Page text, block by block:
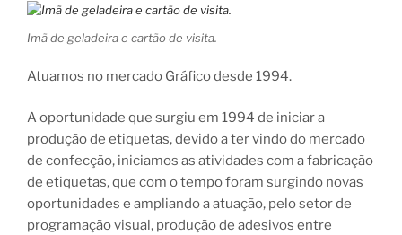
Imã de geladeira e cartão de visita.
Atuamos no mercado Gráfico desde 1994.
A oportunidade que surgiu em 1994 de iniciar a
produção de etiquetas, devido a ter vindo do mercado
de confecção, iniciamos as atividades com a fabricação
de etiquetas, que com o tempo foram surgindo novas
oportunidades e ampliando a atuação, pelo setor de
programação visual, produção de adesivos entre